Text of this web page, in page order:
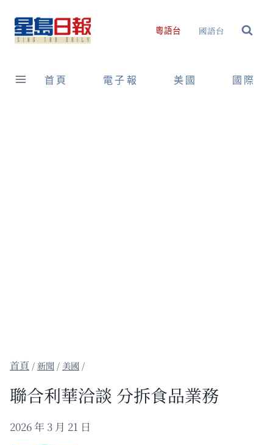
content
粵語台 國語台
首頁 電子報 美國 國際
/新聞 / 美國 /
聯合利華洽談 分拆食品業務
2026 年 3 月 21 日